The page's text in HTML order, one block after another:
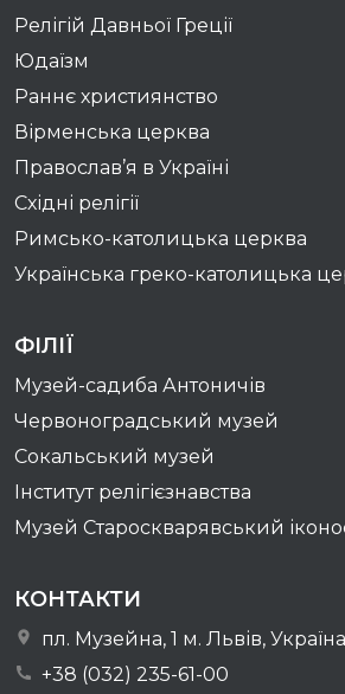
Релігій Давньої Греції
Юдаїзм
Раннє християнство
Вірменська церква
Православ’я в Україні
Східні релігії
Римсько-католицька церква
Українська греко-католицька
ФІЛІЇ
Музей-садиба Антоничів
Червоноградський музей
Сокальський музей
Інститут релігієзнавства
Музей Староскварявський
КОНТАКТИ
пл. Музейна, 1 м. Львів, Україна
+38 (032) 235-61-00